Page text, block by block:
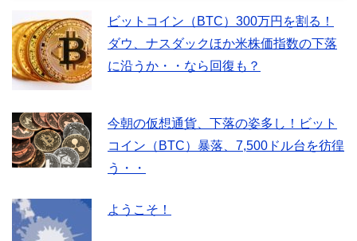
ビットコイン（BTC）300万円を割る！
ダウ、ナスダックほか米株価指数の下落
に沿うか・・なら回復も？
今朝の仮想通貨、下落の姿多し！ビット
コイン（BTC）暴落、7,500ドル台を彷徨
う・・
ようこそ！